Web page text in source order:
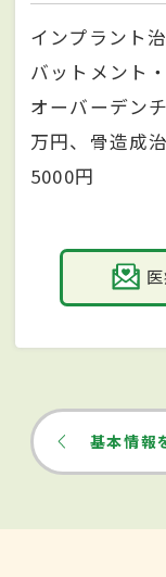
インプラント
バットメント
オーバーデン
万円、骨造成
5000円
基本情報